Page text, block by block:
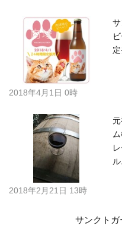
2018年4月1日 0時
2018年2月21日 13時
サンクト